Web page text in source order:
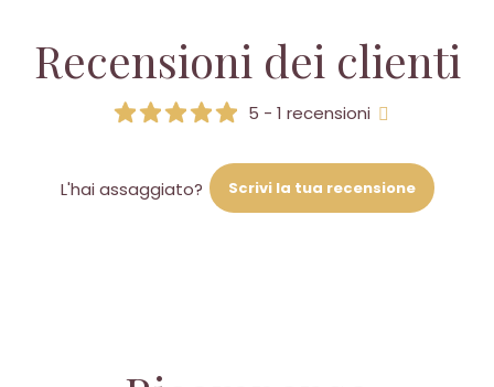
Recensioni dei clienti
5 - 1 recensioni
L'hai assaggiato? Scrivi la tua recensione